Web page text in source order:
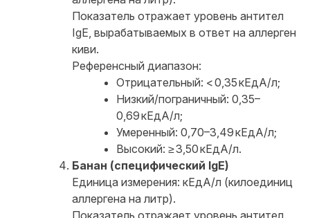
Показатель отражает уровень антител
IgE, вырабатываемых в ответ на аллерген
киви.
Референсный диапазон:
Отрицательный: < 0,35 кЕдА/л;
Низкий/пограничный: 0,35–
0,69 кЕдА/л;
Умеренный: 0,70–3,49 кЕдА/л;
Высокий: ≥ 3,50 кЕдА/л.
Банан (специфический IgE)
Единица измерения: кЕдА/л (килоединиц
аллергена на литр).
Показатель отражает уровень антител